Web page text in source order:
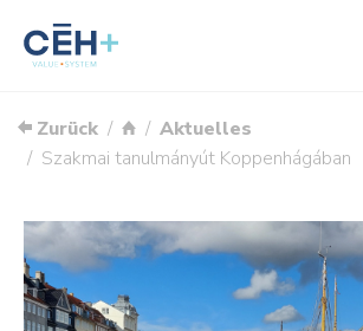
Zurück
Aktuelles
Szakmai tanulmányút Koppenhágában